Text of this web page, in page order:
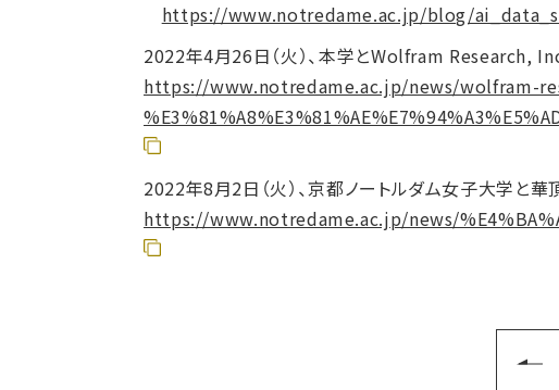
https://www.notredame.ac.jp/blog/
2022年4月26日（火）、本学とWolfram Research,
https://www.notredame.ac.jp/news/wolfram-
2022年8月2日（火）、京都ノートルダム女子大学と
https://www.notredame.ac.jp/news/